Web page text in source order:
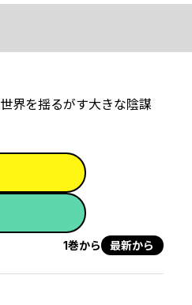
界を揺るがす大きな陰謀
1巻から 最新から